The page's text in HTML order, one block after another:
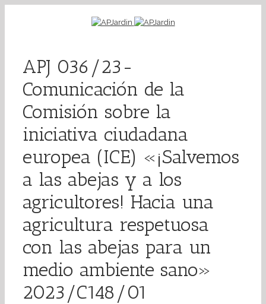
APJ 036/23-
Comunicación de la
Comisión sobre la
iniciativa ciudadana
europea (ICE) «¡Salvemos
a las abejas y a los
agricultores! Hacia una
agricultura respetuosa
con las abejas para un
medio ambiente sano»
2023/C148/01